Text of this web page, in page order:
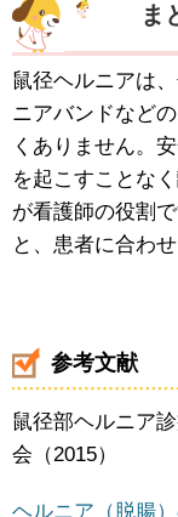
ま
鼠径ヘルニアは
ニアバンドなど
くありません。
を起こすことな
が看護師の役割
と、患者に合わ
参考文献
鼠径部ヘルニア
会（2015）
ヘルニア（脱腸